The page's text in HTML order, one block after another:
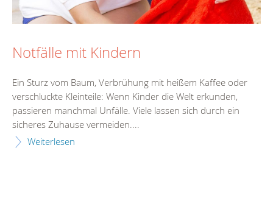
Notfälle mit Kindern
Ein Sturz vom Baum, Verbrühung mit heißem Kaffee oder
verschluckte Kleinteile: Wenn Kinder die Welt erkunden,
passieren manchmal Unfälle. Viele lassen sich durch ein
sicheres Zuhause vermeiden....
Weiterlesen